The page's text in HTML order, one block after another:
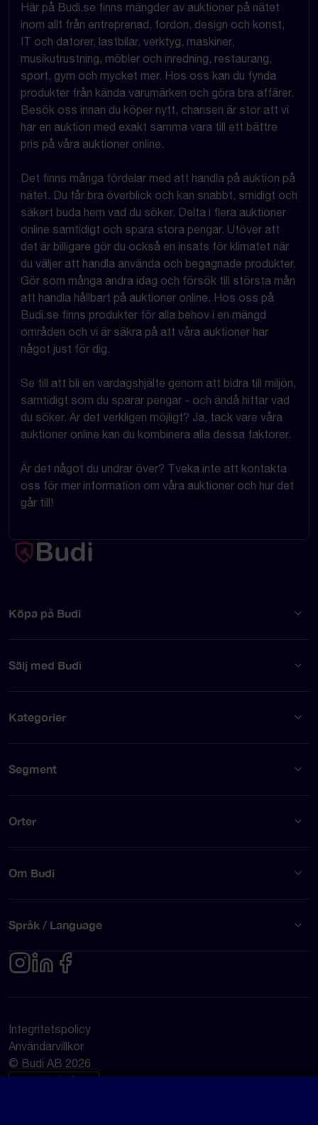
Här på Budi.se finns mängder av auktioner på nätet
inom allt från entreprenad, fordon, design och konst,
IT och datorer, lastbilar, verktyg, maskiner,
musikutrustning, möbler och inredning, restaurang,
sport, gym och mycket mer. Hos oss kan du fynda
produkter från kända varumärken och göra bra affärer.
Besök oss innan du köper nytt, chansen är stor att vi
har en auktion med exakt samma vara till ett bättre
pris på våra auktioner online.
Det finns många fördelar med att handla på auktion på
nätet. Du får bra överblick och kan snabbt, smidigt och
säkert buda hem vad du söker. Delta i flera auktioner
online samtidigt och spara stora pengar. Utöver att
det är billigare gör du också en insats för klimatet när
du väljer att handla använda och begagnade produkter.
Gör som många andra idag och försök till största mån
att handla hållbart på auktioner online. Hos oss på
Budi.se finns produkter för alla behov i en mängd
områden och vi är säkra på att våra auktioner har
något just för dig.
Se till att bli en vardagshjälte genom att bidra till miljön,
samtidigt som du sparar pengar - och ändå hittar vad
du söker. Är det verkligen möjligt? Ja, tack vare våra
auktioner online kan du kombinera alla dessa faktorer.
Är det något du undrar över? Tveka inte att kontakta
oss för mer information om våra auktioner och hur det
går till!
Köpa på Budi
Sälj med Budi
Kategorier
Segment
Orter
Om Budi
Språk / Language
Integritetspolicy
Användarvillkor
© Budi AB 2026